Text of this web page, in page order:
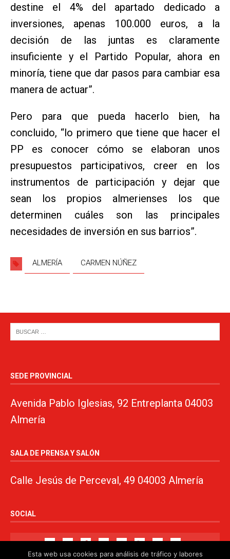
destine el 4% del apartado dedicado a
inversiones, apenas 100.000 euros, a la
decisión de las juntas es claramente
insuficiente y el Partido Popular, ahora en
minoría, tiene que dar pasos para cambiar esa
manera de actuar”.
Pero para que pueda hacerlo bien, ha
concluido, “lo primero que tiene que hacer el
PP es conocer cómo se elaboran unos
presupuestos participativos, creer en los
instrumentos de participación y dejar que
sean los propios almerienses los que
determinen cuáles son las principales
necesidades de inversión en sus barrios”.
ALMERÍA CARMEN NÚÑEZ
SEDE PROVINCIAL
Avenida Pablo Iglesias, 92 Entreplanta 04003
Almería
SALA DE PRENSA Y SALÓN
Calle Jesús de Perceval, 49 04003 Almería
SOCIAL
Esta web usa cookies para análisis de tráfico y labores